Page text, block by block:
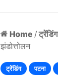
Home / ट्रेंडिंग
झंडोत्तोलन
ट्रेंडिंग पटना